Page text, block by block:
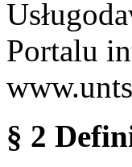
Portalu
§ 2